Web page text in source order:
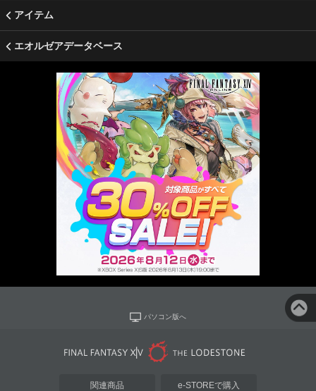
アイテム
エオルゼアデータベース
パソコン版へ
関連商品 e-STOREで購入